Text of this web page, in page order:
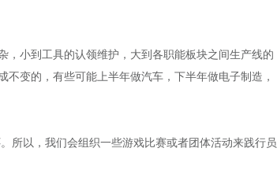
，小到工具的认领维护，大到各职能板块之间生产线的
变的，有些可能上半年做汽车，下半年做电子制造，
所以，我们会组织一些游戏比赛或者团体活动来践行员